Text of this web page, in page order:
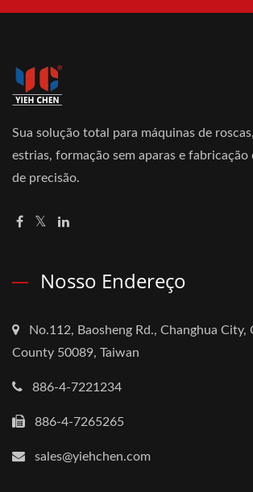
Sua solução total para máquinas de
estrias, formação sem aparas e fabricação
de precisão.
Nosso Endereço
No.112, Baosheng Rd., Changhua City,
County 50089, Taiwan
886-4-7221234
886-4-7265265
sales@yiehchen.com